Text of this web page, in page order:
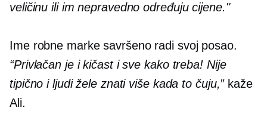
veličinu ili im nepravedno određuju cijene."
Ime robne marke savršeno radi svoj posao.
“Privlačan je i kičast i sve kako treba! Nije
tipično i ljudi žele znati više kada to čuju,”kaže
Ali.